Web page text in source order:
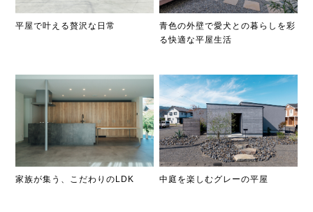
平屋で叶える贅沢な日常
青色の外壁で愛犬との暮らしを彩
る快適な平屋生活
家族が集う、こだわりのLDK 中庭を楽しむグレーの平屋